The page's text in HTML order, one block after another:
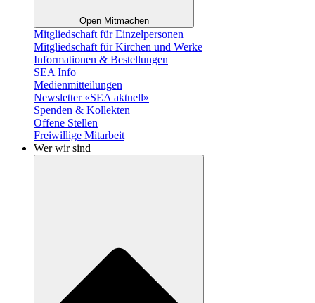
Open Mitmachen
Mitgliedschaft für Einzelpersonen
Mitgliedschaft für Kirchen und Werke
Informationen & Bestellungen
SEA Info
Medienmitteilungen
Newsletter «SEA aktuell»
Spenden & Kollekten
Offene Stellen
Freiwillige Mitarbeit
Wer wir sind